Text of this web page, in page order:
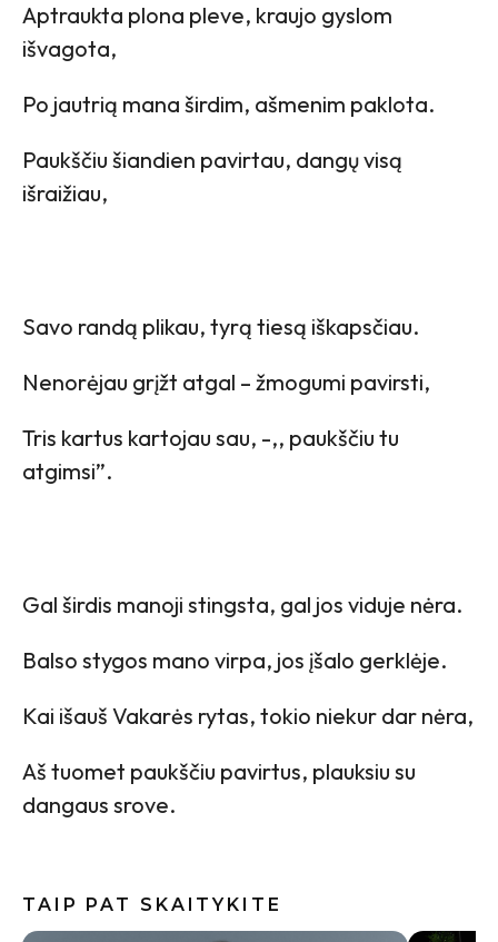
Aptraukta plona pleve, kraujo gyslom
išvagota,
Po jautrią mana širdim, ašmenim paklota.
Paukščiu šiandien pavirtau, dangų visą
išraižiau,
Savo randą plikau, tyrą tiesą iškapsčiau.
Nenorėjau grįžt atgal – žmogumi pavirsti,
Tris kartus kartojau sau, -,, paukščiu tu
atgimsi”.
Gal širdis manoji stingsta, gal jos viduje nėra.
Balso stygos mano virpa, jos įšalo gerklėje.
Kai išauš Vakarės rytas, tokio niekur dar nėra,
Aš tuomet paukščiu pavirtus, plauksiu su
dangaus srove.
TAIP PAT SKAITYKITE